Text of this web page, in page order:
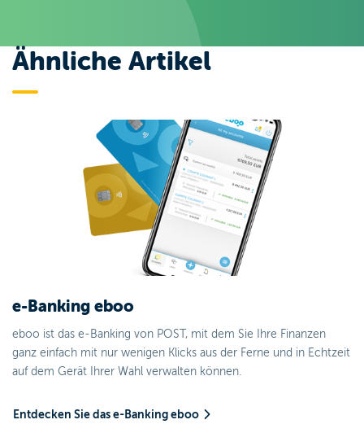
Ähnliche Artikel
e-Banking eboo
eboo ist das e-Banking von POST, mit dem Sie Ihre Finanzen
ganz einfach mit nur wenigen Klicks aus der Ferne und in Echtzeit
auf dem Gerät Ihrer Wahl verwalten können.
Entdecken Sie das e-Banking eboo